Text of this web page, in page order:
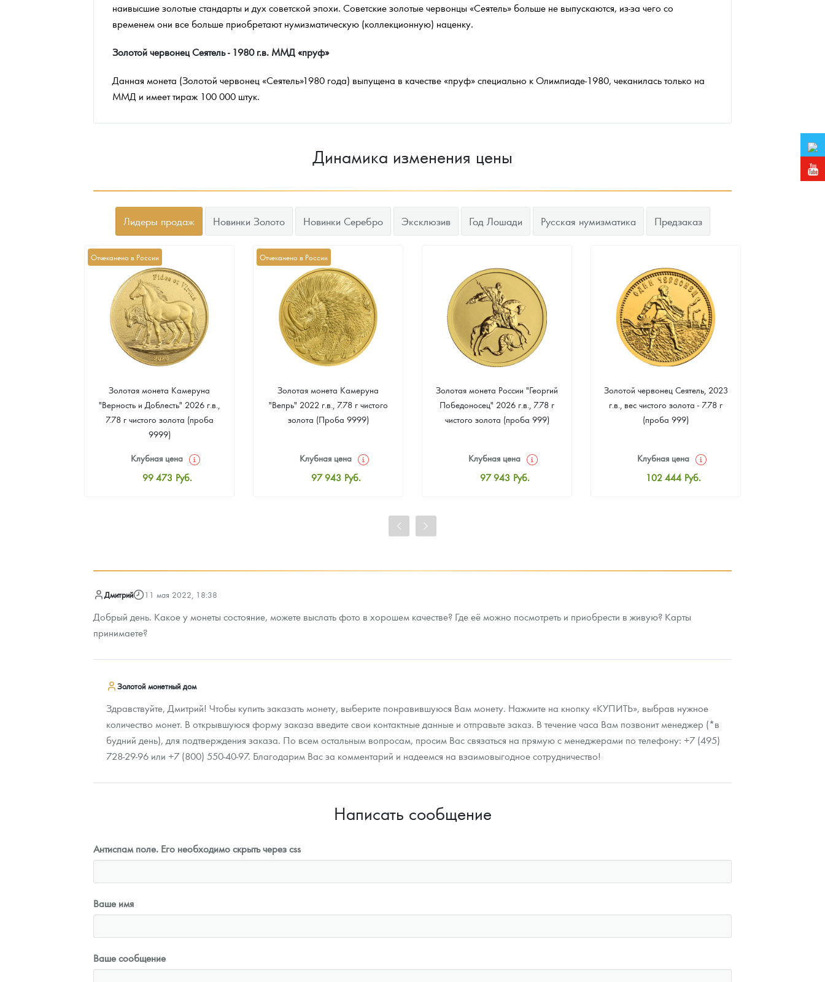
наивысшие золотые стандарты и дух советской эпохи. Советские золотые червонцы «Сеятель» больше не выпускаются, из-за чего со
временем они все больше приобретают нумизматическую (коллекционную) наценку.
Золотой червонец Сеятель - 1980 г.в. ММД «пруф»
Данная монета (Золотой червонец «Сеятель»1980 года) выпущена в качестве «пруф» специально к Олимпиаде-1980, чеканилась только на
ММД и имеет тираж 100 000 штук.
Динамика изменения цены
Лидеры продаж Новинки Золото Новинки Серебро Эксклюзив Год Лошади Русская нумизматика Предзаказ
Отчеканено в России
Золотая монета Камеруна
"Верность и Доблесть" 2026 г.в.,
7.78 г чистого золота (проба
9999)
Клубная цена
99 473 Руб.
Отчеканено в России
Золотая монета Камеруна
"Вепрь" 2022 г.в., 7.78 г чистого
золота (Проба 9999)
Клубная цена
97 943 Руб.
Золотая монета России "Георгий
Победоносец" 2026 г.в., 7.78 г
чистого золота (проба 999)
Клубная цена
97 943 Руб.
Золотой червонец Сеятель, 2023
г.в., вес чистого золота - 7.78 г
(проба 999)
Клубная цена
102 444 Руб.
Дмитрий 11 мая 2022, 18:38
Добрый день. Какое у монеты состояние, можете выслать фото в хорошем качестве? Где её можно посмотреть и приобрести в живую? Карты
принимаете?
Золотой монетный дом
Здравствуйте, Дмитрий! Чтобы купить заказать монету, выберите понравившуюся Вам монету. Нажмите на кнопку «КУПИТЬ», выбрав нужное
количество монет. В открывшуюся форму заказа введите свои контактные данные и отправьте заказ. В течение часа Вам позвонит менеджер (*в
будний день), для подтверждения заказа. По всем остальным вопросам, просим Вас связаться на прямую с менеджерами по телефону: +7 (495)
728-29-96 или +7 (800) 550-40-97. Благодарим Вас за комментарий и надеемся на взаимовыгодное сотрудничество!
Написать сообщение
Антиспам поле. Его необходимо скрыть через css
Ваше имя
Ваше сообщение